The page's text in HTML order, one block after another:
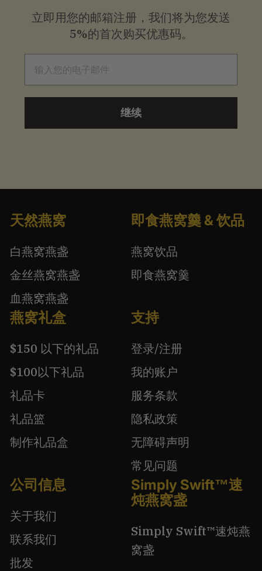
立即用您的邮箱注册，我们将为您发送
5%的首次购买优惠码。
继续
天然燕窝
白燕窝燕盏
金丝燕窝燕盏
血燕窝燕盏
即食燕窝羹 & 饮品
燕窝饮品
即食燕窝羹
燕窝礼盒
$150 以下的礼品
$100以下礼品
礼品卡
礼品篮
制作礼品盒
支持
登录/注册
我的账户
服务条款
隐私政策
无障碍声明
常见问题
公司信息
关于我们
联系我们
批发
Simply Swift™速
炖燕窝盏
Simply Swift™速炖燕
窝盏